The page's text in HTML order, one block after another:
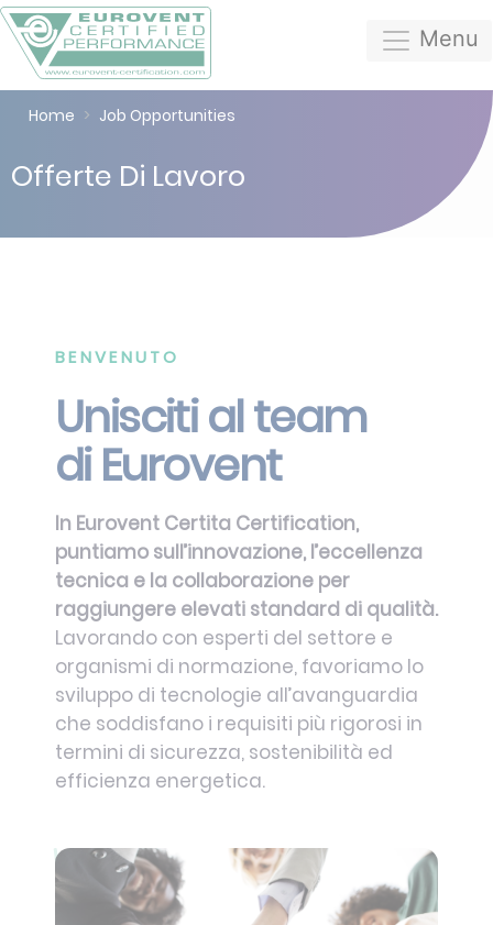
Menu
Home Job Opportunities
Offerte Di Lavoro
BENVENUTO
Unisciti al team
di Eurovent
In Eurovent Certita Certification,
puntiamo sull’innovazione, l’eccellenza
tecnica e la collaborazione per
raggiungere elevati standard di qualità.
Lavorando con esperti del settore e
organismi di normazione, favoriamo lo
sviluppo di tecnologie all’avanguardia
che soddisfano i requisiti più rigorosi in
termini di sicurezza, sostenibilità ed
efficienza energetica.